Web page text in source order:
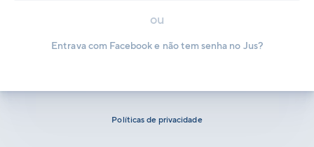
ou
Entrava com Facebook e não tem senha no Jus?
Políticas de privacidade